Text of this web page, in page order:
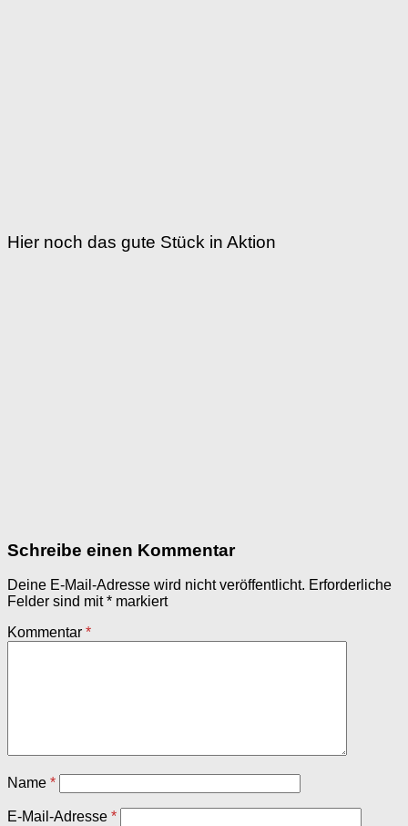
Hier noch das gute Stück in Aktion
Schreibe einen Kommentar
Deine E-Mail-Adresse wird nicht veröffentlicht. Erforderliche
Felder sind mit* markiert
Kommentar *
Name *
E-Mail-Adresse *